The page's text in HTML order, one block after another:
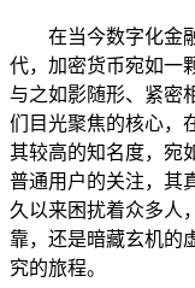
在当今数字化金
代，加密货币宛如一
与之如影随形、紧密
们目光聚焦的核心，
其较高的知名度，宛
普通用户的关注，其
久以来困扰着众多人
靠，还是暗藏玄机的
究的旅程。